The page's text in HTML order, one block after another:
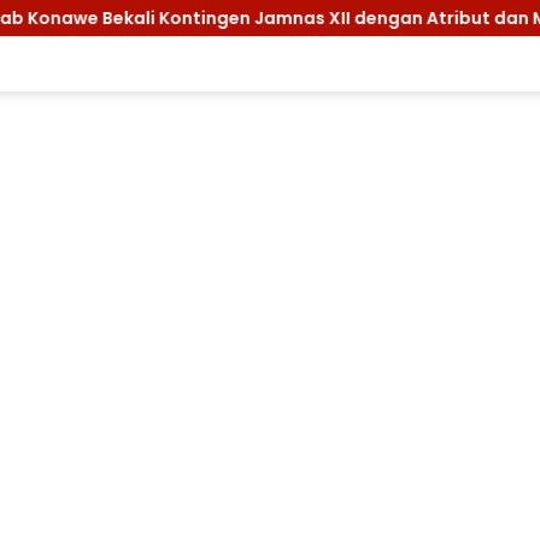
Jamnas XII dengan Atribut dan Motivasi, Incar Gelar